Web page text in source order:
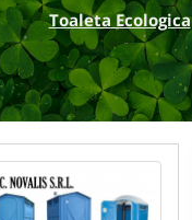
Toaleta Ecologica